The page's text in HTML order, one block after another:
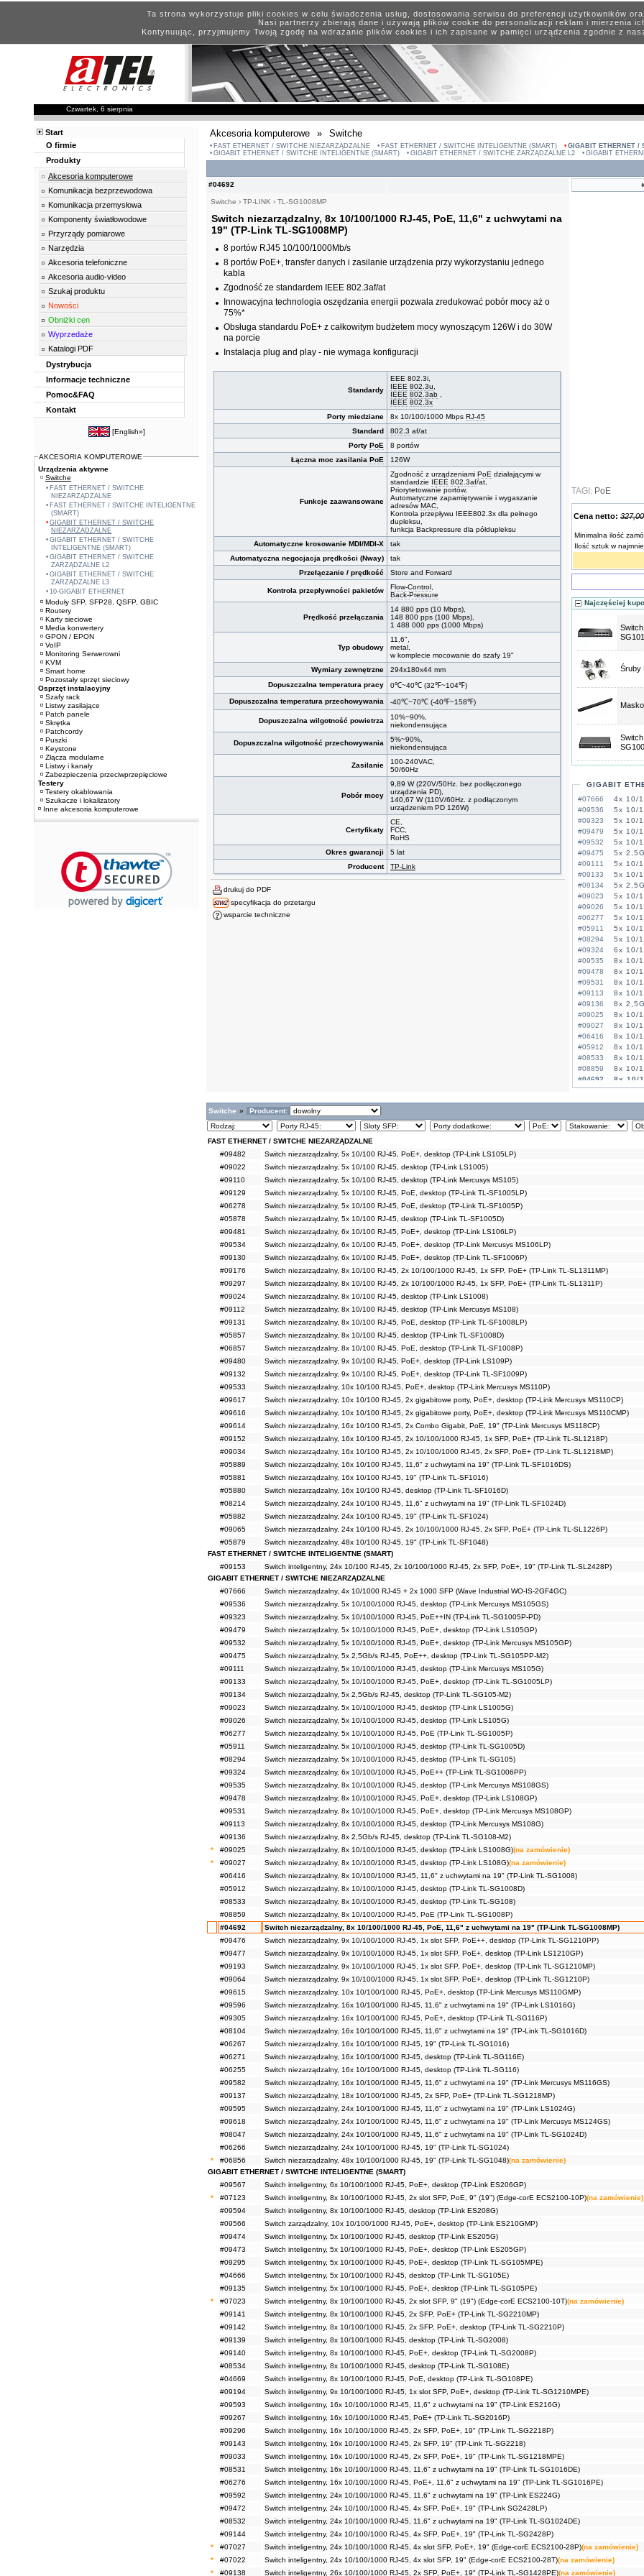
Ta strona wykorzystuje pliki cookies w celu świadczenia usług, dostosowania serwisu do preferencji użytkowników
Nasi partnerzy zbierają dane i używają plików cookie do personalizacji reklam i mierzenia
Kontynuując, przyjmujemy Twoją zgodę na wdrażanie plików cookies i ich zapisane w pamięci urządzenia zgodnie z
Czwartek, 6 sierpnia
Akcesoria komputerowe » Switche
FAST ETHERNET / SWITCHE NIEZARZĄDZALNE FAST ETHERNET / SWITCHE INTELIGENTNE (SMART)
GIGABIT ETHERNET /
GIGABIT ETHERNET / SWITCHE INTELIGENTNE (SMART)
GIGABIT ETHERNET / SWITCHE ZARZĄDZALNE L2 GIGABIT
#04692
Switche › TP-LINK › TL-SG1008MP
Switch niezarządzalny, 8x 10/100/1000 RJ-45, PoE, 11,6" z uchwytami na
19" (TP-Link TL-SG1008MP)
8 portów RJ45 10/100/1000Mb/s
8 portów PoE+, transfer danych i zasilanie urządzenia przy wykorzystaniu jednego
kabla
Zgodność ze standardem IEEE 802.3af/at
Innowacyjna technologia oszędzania energii pozwala zredukować pobór mocy aż o
75%*
Obsługa standardu PoE+ z całkowitym budżetem mocy wynoszącym 126W i do 30W
na porcie
Instalacja plug and play - nie wymaga konfiguracji
Standardy
EEE 802.3i,
IEEE 802.3u,
IEEE 802.3ab ,
IEEE 802.3x
Porty miedziane
8x 10/100/1000 Mbps RJ-45
Standard
802.3 af/at
Porty PoE
8 portów
Łączna moc zasilania PoE 126W
Funkcje zaawansowane
Zgodność z urządzeniami PoE działającymi w
standardzie IEEE 802.3af/at,
Priorytetowanie portów,
Automatyczne zapamiętywanie i wygaszanie
adresówMAC,
Kontrola przepływu IEEE802.3x dla pełnego
dupleksu,
funkcja Backpressure dla półdupleksu
Automatyczne krosowanie MDI/MDI-X
tak
Automatyczna negocjacja prędkości (Nway)
tak
Przełączanie / prędkość
Store and Forward
Kontrola przepływności pakietów Flow-Control,
Back-Pressure
Prędkość przełączania
14 880 pps (10 Mbps),
148 800 pps (100 Mbps),
1 488 000 pps (1000 Mbps)
Typ obudowy
11,6",
metal,
w komplecie mocowanie do szafy 19"
Wymiary zewnętrzne
294x180x44 mm
Dopuszczalna temperatura pracy
0℃~40℃ (32℉~104℉)
Dopuszczalna temperatura przechowywania
-40℃~70℃ (-40℉~158℉)
Dopuszczalna wilgotność powietrza
10%~90%,
niekondensująca
Dopuszczalna wilgotność przechowywania
5%~90%,
niekondensująca
Zasilanie
100-240VAC,
50/60Hz
Pobór mocy
9,89 W (220V/50Hz. bez podłączonego
urządzenia PD),
140,67 W (110V/60Hz. z podłączonym
urządzeniem PD 126W)
Certyfikaty
CE,
FCC,
RoHS
Okres gwarancji
5 lat
Producent
TP-Link
drukuj do PDF
specyfikacja do przetargu
wsparcie techniczne
TAGI: PoE
Cena netto: 327,00
Minimalna ilość
Ilość sztuk w
Najczęściej
Śruby
GIGABIT
#07666
4x 10/
#09536
5x 10/
#09323
5x 10/
#09479
5x 10/
#09532
5x 10/
#09475
5x
#09111
5x 10/
#09133
5x 10/
#09134
5x
#09023
5x 10/
#09026
5x 10/
#06277
5x 10/
#05911
5x 10/
#08294
5x 10/
#09324
6x 10/
#09535
8x 10/
#09478
8x 10/
#09531
8x 10/
#09113
8x 10/
#09136
8x
#09025
8x 10/
#09027
8x 10/
#06416
8x 10/
#05912
8x 10/
#08533
8x 10/
#08859
8x 10/
#04692
8x 10/
#09476
9x 10/
#09477
9x 10/
#09064
9x 10/
#09615
10x
#06856
Switche » Producent:
FAST ETHERNET / SWITCHE NIEZARZĄDZALNE
#09482
Switch niezarządzalny, 5x 10/100 RJ-45, PoE+, desktop (TP-Link LS105LP)
#09022
Switch niezarządzalny, 5x 10/100 RJ-45, desktop (TP-Link LS1005)
#09110
Switch niezarządzalny, 5x 10/100 RJ-45, desktop (TP-Link Mercusys MS105)
#09129
Switch niezarządzalny, 5x 10/100 RJ-45, PoE, desktop (TP-Link TL-SF1005LP)
#06278
Switch niezarządzalny, 5x 10/100 RJ-45, PoE, desktop (TP-Link TL-SF1005P)
#05878
Switch niezarządzalny, 5x 10/100 RJ-45, desktop (TP-Link TL-SF1005D)
#09481
Switch niezarządzalny, 6x 10/100 RJ-45, PoE+, desktop (TP-Link LS106LP)
#09534
Switch niezarządzalny, 6x 10/100 RJ-45, PoE+, desktop (TP-Link Mercusys MS106LP)
#09130
Switch niezarządzalny, 6x 10/100 RJ-45, PoE+, desktop (TP-Link TL-SF1006P)
#09176
Switch niezarządzalny, 8x 10/100 RJ-45, 2x 10/100/1000 RJ-45, 1x SFP, PoE+ (TP-Link TL-SL1311MP)
#09297
Switch niezarządzalny, 8x 10/100 RJ-45, 2x 10/100/1000 RJ-45, 1x SFP, PoE+ (TP-Link TL-SL1311P)
#09024
Switch niezarządzalny, 8x 10/100 RJ-45, desktop (TP-Link LS1008)
#09112
Switch niezarządzalny, 8x 10/100 RJ-45, desktop (TP-Link Mercusys MS108)
#09131
Switch niezarządzalny, 8x 10/100 RJ-45, PoE, desktop (TP-Link TL-SF1008LP)
#05857
Switch niezarządzalny, 8x 10/100 RJ-45, desktop (TP-Link TL-SF1008D)
#06857
Switch niezarządzalny, 8x 10/100 RJ-45, PoE, desktop (TP-Link TL-SF1008P)
#09480
Switch niezarządzalny, 9x 10/100 RJ-45, PoE+, desktop (TP-Link LS109P)
#09132
Switch niezarządzalny, 9x 10/100 RJ-45, PoE+, desktop (TP-Link TL-SF1009P)
#09533
Switch niezarządzalny, 10x 10/100 RJ-45, PoE+, desktop (TP-Link Mercusys MS110P)
#09617
Switch niezarządzalny, 10x 10/100 RJ-45, 2x gigabitowe porty, PoE+, desktop (TP-Link Mercusys MS110CP)
#09616
Switch niezarządzalny, 10x 10/100 RJ-45, 2x gigabitowe porty, PoE+, desktop (TP-Link Mercusys MS110CMP)
#09614
Switch niezarządzalny, 16x 10/100 RJ-45, 2x Combo Gigabit, PoE, 19" (TP-Link Mercusys MS118CP)
#09152
Switch niezarządzalny, 16x 10/100 RJ-45, 2x 10/100/1000 RJ-45, 1x SFP, PoE+ (TP-Link TL-SL1218P)
#09034
Switch niezarządzalny, 16x 10/100 RJ-45, 2x 10/100/1000 RJ-45, 2x SFP, PoE+ (TP-Link TL-SL1218MP)
#05889
Switch niezarządzalny, 16x 10/100 RJ-45, 11,6" z uchwytami na 19" (TP-Link TL-SF1016DS)
#05881
Switch niezarządzalny, 16x 10/100 RJ-45, 19" (TP-Link TL-SF1016)
#05880
Switch niezarządzalny, 16x 10/100 RJ-45, desktop (TP-Link TL-SF1016D)
#08214
Switch niezarządzalny, 24x 10/100 RJ-45, 11,6" z uchwytami na 19" (TP-Link TL-SF1024D)
#05882
Switch niezarządzalny, 24x 10/100 RJ-45, 19" (TP-Link TL-SF1024)
#09065
Switch niezarządzalny, 24x 10/100 RJ-45, 2x 10/100/1000 RJ-45, 2x SFP, PoE+ (TP-Link TL-SL1226P)
#05879
Switch niezarządzalny, 48x 10/100 RJ-45, 19" (TP-Link TL-SF1048)
FAST ETHERNET / SWITCHE INTELIGENTNE (SMART)
#09153
Switch inteligentny, 24x 10/100 RJ-45, 2x 10/100/1000 RJ-45, 2x SFP, PoE+, 19" (TP-Link TL-SL2428P)
GIGABIT ETHERNET / SWITCHE NIEZARZĄDZALNE
#07666
Switch niezarządzalny, 4x 10/1000 RJ-45 + 2x 1000 SFP (Wave Industrial WO-IS-2GF4GC)
#09536
Switch niezarządzalny, 5x 10/100/1000 RJ-45, desktop (TP-Link Mercusys MS105GS)
#09323
Switch niezarządzalny, 5x 10/100/1000 RJ-45, PoE++IN (TP-Link TL-SG1005P-PD)
#09479
Switch niezarządzalny, 5x 10/100/1000 RJ-45, PoE+, desktop (TP-Link LS105GP)
#09532
Switch niezarządzalny, 5x 10/100/1000 RJ-45, PoE+, desktop (TP-Link Mercusys MS105GP)
#09475
Switch niezarządzalny, 5x 2,5Gb/s RJ-45, PoE++, desktop (TP-Link TL-SG105PP-M2)
#09111
Switch niezarządzalny, 5x 10/100/1000 RJ-45, desktop (TP-Link Mercusys MS105G)
#09133
Switch niezarządzalny, 5x 10/100/1000 RJ-45, PoE+, desktop (TP-Link TL-SG1005LP)
#09134
Switch niezarządzalny, 5x 2,5Gb/s RJ-45, desktop (TP-Link TL-SG105-M2)
#09023
Switch niezarządzalny, 5x 10/100/1000 RJ-45, desktop (TP-Link LS1005G)
#09026
Switch niezarządzalny, 5x 10/100/1000 RJ-45, desktop (TP-Link LS105G)
#06277
Switch niezarządzalny, 5x 10/100/1000 RJ-45, PoE (TP-Link TL-SG1005P)
#05911
Switch niezarządzalny, 5x 10/100/1000 RJ-45, desktop (TP-Link TL-SG1005D)
#08294
Switch niezarządzalny, 5x 10/100/1000 RJ-45, desktop (TP-Link TL-SG105)
#09324
Switch niezarządzalny, 6x 10/100/1000 RJ-45, PoE++ (TP-Link TL-SG1006PP)
#09535
Switch niezarządzalny, 8x 10/100/1000 RJ-45, desktop (TP-Link Mercusys MS108GS)
#09478
Switch niezarządzalny, 8x 10/100/1000 RJ-45, PoE+, desktop (TP-Link LS108GP)
#09531
Switch niezarządzalny, 8x 10/100/1000 RJ-45, PoE+, desktop (TP-Link Mercusys MS108GP)
#09113
Switch niezarządzalny, 8x 10/100/1000 RJ-45, desktop (TP-Link Mercusys MS108G)
#09136
Switch niezarządzalny, 8x 2,5Gb/s RJ-45, desktop (TP-Link TL-SG108-M2)
*
#09025 Switch niezarządzalny, 8x 10/100/1000 RJ-45, desktop (TP-Link LS1008G)(na zamówienie)
*
#09027 Switch niezarządzalny, 8x 10/100/1000 RJ-45, desktop (TP-Link LS108G)(na zamówienie)
#06416
Switch niezarządzalny, 8x 10/100/1000 RJ-45, 11,6" z uchwytami na 19" (TP-Link TL-SG1008)
#05912
Switch niezarządzalny, 8x 10/100/1000 RJ-45, desktop (TP-Link TL-SG1008D)
#08533
Switch niezarządzalny, 8x 10/100/1000 RJ-45, desktop (TP-Link TL-SG108)
#08859
Switch niezarządzalny, 8x 10/100/1000 RJ-45, PoE (TP-Link TL-SG1008P)
#04692
Switch niezarządzalny, 8x 10/100/1000 RJ-45, PoE, 11,6" z uchwytami na 19" (TP-Link TL-SG1008MP)
#09476
Switch niezarządzalny, 9x 10/100/1000 RJ-45, 1x slot SFP, PoE++, desktop (TP-Link TL-SG1210PP)
#09477
Switch niezarządzalny, 9x 10/100/1000 RJ-45, 1x slot SFP, PoE+, desktop (TP-Link LS1210GP)
#09193
Switch niezarządzalny, 9x 10/100/1000 RJ-45, 1x slot SFP, PoE+, desktop (TP-Link TL-SG1210MP)
#09064
Switch niezarządzalny, 9x 10/100/1000 RJ-45, 1x slot SFP, PoE+, desktop (TP-Link TL-SG1210P)
#09615
Switch niezarządzalny, 10x 10/100/1000 RJ-45, PoE+, desktop (TP-Link Mercusys MS110GMP)
#09596
Switch niezarządzalny, 16x 10/100/1000 RJ-45, 11,6" z uchwytami na 19" (TP-Link LS1016G)
#09305
Switch niezarządzalny, 16x 10/100/1000 RJ-45, PoE+, desktop (TP-Link TL-SG116P)
#08104
Switch niezarządzalny, 16x 10/100/1000 RJ-45, 11,6" z uchwytami na 19" (TP-Link TL-SG1016D)
#06267
Switch niezarządzalny, 16x 10/100/1000 RJ-45, 19" (TP-Link TL-SG1016)
#06271
Switch niezarządzalny, 16x 10/100/1000 RJ-45, desktop (TP-Link TL-SG116E)
#06255
Switch niezarządzalny, 16x 10/100/1000 RJ-45, desktop (TP-Link TL-SG116)
#09582
Switch niezarządzalny, 16x 10/100/1000 RJ-45, 11,6" z uchwytami na 19" (TP-Link Mercusys MS116GS)
#09137
Switch niezarządzalny, 18x 10/100/1000 RJ-45, 2x SFP, PoE+ (TP-Link TL-SG1218MP)
#09595
Switch niezarządzalny, 24x 10/100/1000 RJ-45, 11,6" z uchwytami na 19" (TP-Link LS1024G)
#09618
Switch niezarządzalny, 24x 10/100/1000 RJ-45, 11,6" z uchwytami na 19" (TP-Link Mercusys MS124GS)
#08047
Switch niezarządzalny, 24x 10/100/1000 RJ-45, 11,6" z uchwytami na 19" (TP-Link TL-SG1024D)
#06266
Switch niezarządzalny, 24x 10/100/1000 RJ-45, 19" (TP-Link TL-SG1024)
*
#06856 Switch niezarządzalny, 48x 10/100/1000 RJ-45, 19" (TP-Link TL-SG1048)(na zamówienie)
GIGABIT ETHERNET / SWITCHE INTELIGENTNE (SMART)
#09567
Switch inteligentny, 6x 10/100/1000 RJ-45, PoE+, desktop (TP-Link ES206GP)
*
#07123 Switch inteligentny, 8x 10/100/1000 RJ-45, 2x slot SFP, PoE, 9" (19") (Edge-corE ECS2100-10P)(na zamówienie)
#09594
Switch inteligentny, 8x 10/100/1000 RJ-45, desktop (TP-Link ES208G)
#09566
Switch zarządzalny, 10x 10/100/1000 RJ-45, PoE+, desktop (TP-Link ES210GMP)
#09474
Switch inteligentny, 5x 10/100/1000 RJ-45, desktop (TP-Link ES205G)
#09473
Switch inteligentny, 5x 10/100/1000 RJ-45, PoE+, desktop (TP-Link ES205GP)
#09295
Switch inteligentny, 5x 10/100/1000 RJ-45, PoE+, desktop (TP-Link TL-SG105MPE)
#04666
Switch inteligentny, 5x 10/100/1000 RJ-45, desktop (TP-Link TL-SG105E)
#09135
Switch inteligentny, 5x 10/100/1000 RJ-45, PoE+, desktop (TP-Link TL-SG105PE)
*
#07023 Switch inteligentny, 8x 10/100/1000 RJ-45, 2x slot SFP, 9" (19") (Edge-corE ECS2100-10T)(na zamówienie)
#09141
Switch inteligentny, 8x 10/100/1000 RJ-45, 2x SFP, PoE+ (TP-Link TL-SG2210MP)
#09142
Switch inteligentny, 8x 10/100/1000 RJ-45, 2x SFP, PoE+, desktop (TP-Link TL-SG2210P)
#09139
Switch inteligentny, 8x 10/100/1000 RJ-45, desktop (TP-Link TL-SG2008)
#09140
Switch inteligentny, 8x 10/100/1000 RJ-45, PoE+, desktop (TP-Link TL-SG2008P)
#08534
Switch inteligentny, 8x 10/100/1000 RJ-45, desktop (TP-Link TL-SG108E)
#04669
Switch inteligentny, 8x 10/100/1000 RJ-45, PoE, desktop (TP-Link TL-SG108PE)
#09194
Switch inteligentny, 9x 10/100/1000 RJ-45, 1x slot SFP, PoE+, desktop (TP-Link TL-SG1210MPE)
#09593
Switch inteligentny, 16x 10/100/1000 RJ-45, 11,6" z uchwytami na 19" (TP-Link ES216G)
#09267
Switch inteligentny, 16x 10/100/1000 RJ-45, PoE+ (TP-Link TL-SG2016P)
#09296
Switch inteligentny, 16x 10/100/1000 RJ-45, 2x SFP, PoE+, 19" (TP-Link TL-SG2218P)
#09143
Switch inteligentny, 16x 10/100/1000 RJ-45, 2x SFP, 19" (TP-Link TL-SG2218)
#09033
Switch inteligentny, 16x 10/100/1000 RJ-45, 2x SFP, PoE+, 19" (TP-Link TL-SG1218MPE)
#08531
Switch inteligentny, 16x 10/100/1000 RJ-45, 11,6" z uchwytami na 19" (TP-Link TL-SG1016DE)
#06276
Switch inteligentny, 16x 10/100/1000 RJ-45, PoE+, 11,6" z uchwytami na 19" (TP-Link TL-SG1016PE)
#09592
Switch inteligentny, 24x 10/100/1000 RJ-45, 11,6" z uchwytami na 19" (TP-Link ES224G)
#09472
Switch inteligentny, 24x 10/100/1000 RJ-45, 4x SFP, PoE+, 19" (TP-Link SG2428LP)
#08532
Switch inteligentny, 24x 10/100/1000 RJ-45, 11,6" z uchwytami na 19" (TP-Link TL-SG1024DE)
#09144
Switch inteligentny, 24x 10/100/1000 RJ-45, 4x SFP, PoE+, 19" (TP-Link TL-SG2428P)
*
#07027 Switch inteligentny, 24x 10/100/1000 RJ-45, 4x slot SFP, PoE+, 19" (Edge-corE ECS2100-28P)(na zamówienie)
*
#07022 Switch inteligentny, 24x 10/100/1000 RJ-45, 4x slot SFP, 19" (Edge-corE ECS2100-28T)(na zamówienie)
*
#09138 Switch inteligentny, 26x 10/100/1000 RJ-45, 2x SFP, PoE+, 19" (TP-Link TL-SG1428PE)(na zamówienie)
Start
O firmie
Produkty
Akcesoria komputerowe
Komunikacja bezprzewodowa
Komunikacja przemysłowa
Komponenty światłowodowe
Przyrządy pomiarowe
Narzędzia
Akcesoria telefoniczne
Akcesoria audio-video
Szukaj produktu
Nowości
Obniżki cen
Wyprzedaże
Katalogi PDF
Dystrybucja
Informacje techniczne
Pomoc&FAQ
Kontakt
[English»]
AKCESORIA KOMPUTEROWE
Urządzenia aktywne
Switche
FAST ETHERNET / SWITCHE
NIEZARZĄDZALNE
FAST ETHERNET / SWITCHE INTELIGENTNE
(SMART)
GIGABIT ETHERNET / SWITCHE
NIEZARZĄDZALNE
GIGABIT ETHERNET / SWITCHE
INTELIGENTNE (SMART)
GIGABIT ETHERNET / SWITCHE
ZARZĄDZALNE L2
GIGABIT ETHERNET / SWITCHE
ZARZĄDZALNE L3
10-GIGABIT ETHERNET
Moduły SFP, SFP28, QSFP, GBIC
Routery
Karty sieciowe
Media konwertery
GPON / EPON
VoIP
Monitoring Serwerowni
KVM
Smart home
Pozostały sprzęt sieciowy
Osprzęt instalacyjny
Szafy rack
Listwy zasilające
Patch panele
Skrętka
Patchcordy
Puszki
Keystone
Złącza modularne
Listwy i kanały
Zabezpieczenia przeciwprzepięciowe
Testery
Testery okablowania
Szukacze i lokalizatory
Inne akcesoria komputerowe